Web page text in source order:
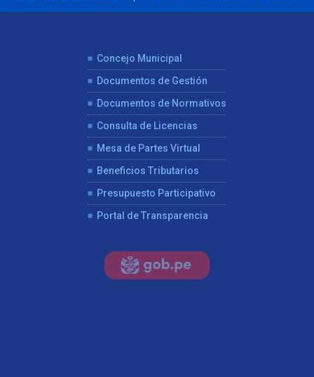
Concejo Municipal
Documentos de Gestión
Documentos de Normativos
Consulta de Licencias
Mesa de Partes Virtual
Beneficios Tributarios
Presupuesto Participativo
Portal de Transparencia